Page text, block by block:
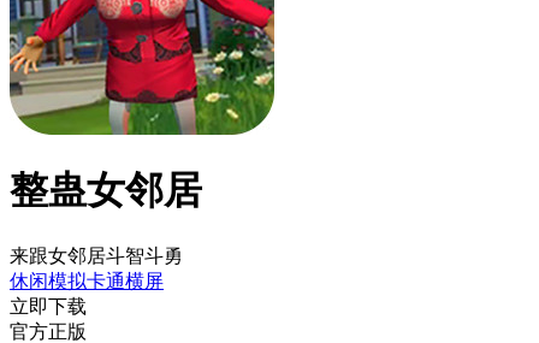
整蛊女邻居
来跟女邻居斗智斗勇
休闲模拟卡通横屏
立即下载
官方正版